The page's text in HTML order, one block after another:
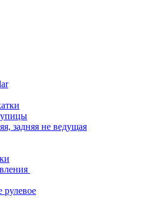
задняя не ведущая
рулевое